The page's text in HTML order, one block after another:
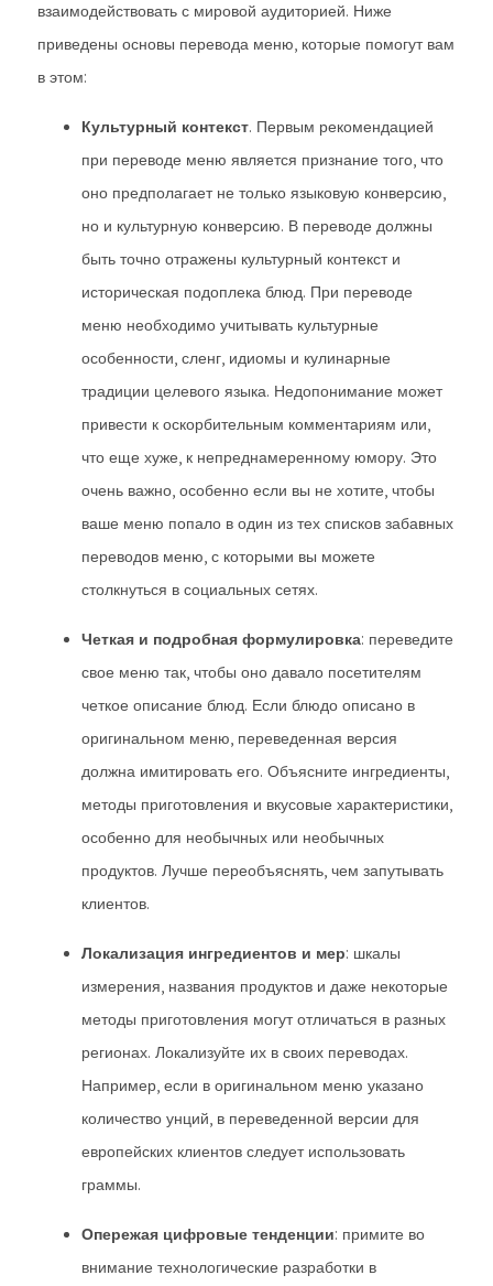
взаимодействовать с мировой аудиторией. Ниже
приведены основы перевода меню, которые помогут вам
в этом:
Культурный контекст. Первым рекомендацией
при переводе меню является признание того, что
оно предполагает не только языковую конверсию,
но и культурную конверсию. В переводе должны
быть точно отражены культурный контекст и
историческая подоплека блюд. При переводе
меню необходимо учитывать культурные
особенности, сленг, идиомы и кулинарные
традиции целевого языка. Недопонимание может
привести к оскорбительным комментариям или,
что еще хуже, к непреднамеренному юмору. Это
очень важно, особенно если вы не хотите, чтобы
ваше меню попало в один из тех списков забавных
переводов меню, с которыми вы можете
столкнуться в социальных сетях.
Четкая и подробная формулировка: переведите
свое меню так, чтобы оно давало посетителям
четкое описание блюд. Если блюдо описано в
оригинальном меню, переведенная версия
должна имитировать его. Объясните ингредиенты,
методы приготовления и вкусовые характеристики,
особенно для необычных или необычных
продуктов. Лучше переобъяснять, чем запутывать
клиентов.
Локализация ингредиентов и мер: шкалы
измерения, названия продуктов и даже некоторые
методы приготовления могут отличаться в разных
регионах. Локализуйте их в своих переводах.
Например, если в оригинальном меню указано
количество унций, в переведенной версии для
европейских клиентов следует использовать
граммы.
Опережая цифровые тенденции: примите во
внимание технологические разработки в